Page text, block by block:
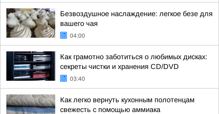
Безвоздушное наслаждение: легкое безе для
вашего чая
04:00
Как грамотно заботиться о любимых дисках:
секреты чистки и хранения CD/DVD
03:40
Как легко вернуть кухонным полотенцам
свежесть с помощью аммиака